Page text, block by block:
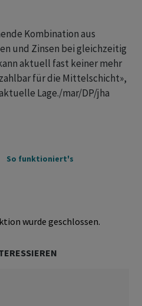
Kombination aus
und Zinsen bei gleichzeitig
aktuell fast keiner mehr
für die Mittelschicht»,
Lage./mar/DP/jha
So funktioniert's
wurde geschlossen.